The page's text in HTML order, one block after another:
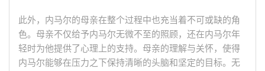
此外，内马尔的母亲在整个过程中也充当着不可或缺的角
色。母亲不仅给予内马尔无微不至的照顾，还在内马尔年
轻时为他提供了心理上的支持。母亲的理解与关怀，使得
内马尔能够在压力之下保持清晰的头脑和坚定的目标。无